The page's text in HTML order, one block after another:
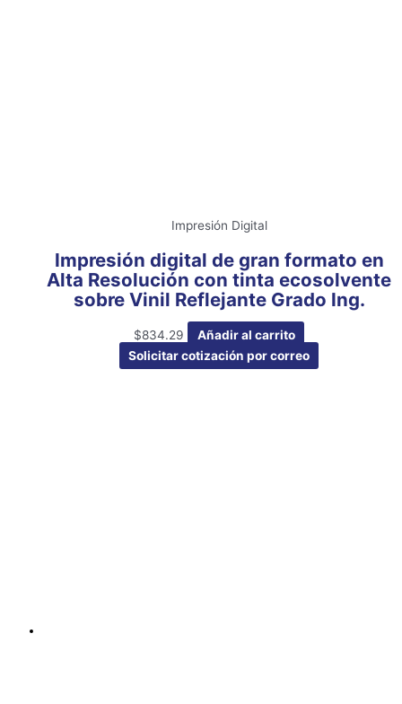
Impresión Digital
Impresión digital de gran formato en
Alta Resolución con tinta ecosolvente
sobre Vinil Reflejante Grado Ing.
$834.29
Añadir al carrito
Solicitar cotización por correo